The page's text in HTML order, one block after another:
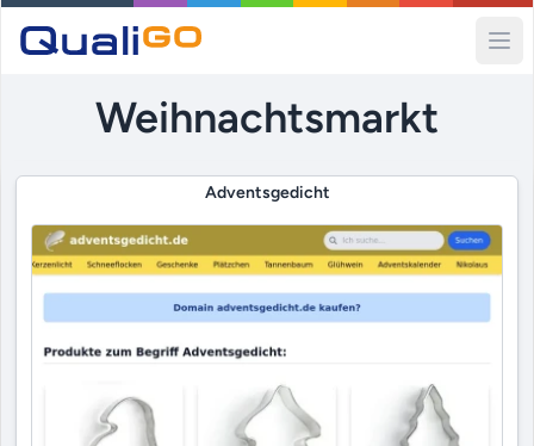
Weihnachtsmarkt
Adventsgedicht